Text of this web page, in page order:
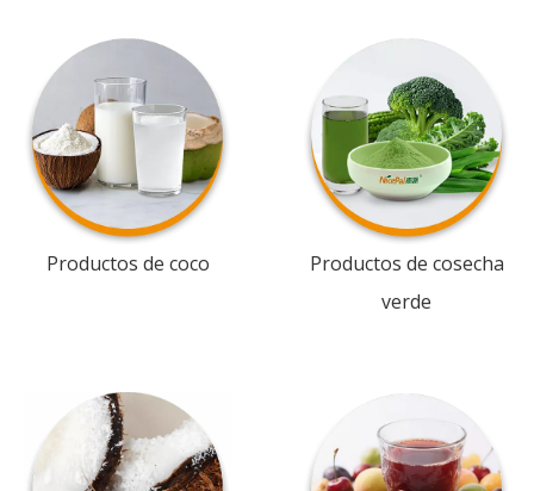
Productos de coco
Productos de cosecha
verde